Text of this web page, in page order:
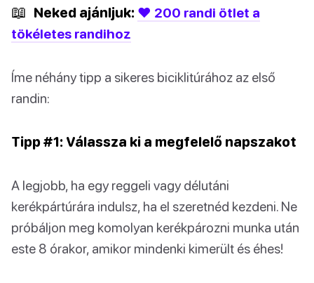
📖 Neked ajánljuk: ❤️ 200 randi ötlet a
tökéletes randihoz
Íme néhány tipp a sikeres biciklitúrához az első
randin:
Tipp #1: Válassza ki a megfelelő napszakot
A legjobb, ha egy reggeli vagy délutáni
kerékpártúrára indulsz, ha el szeretnéd kezdeni. Ne
próbáljon meg komolyan kerékpározni munka után
este 8 órakor, amikor mindenki kimerült és éhes!